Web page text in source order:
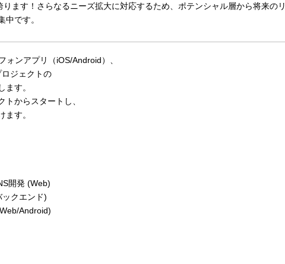
ます！さらなるニーズ拡大に対応するため、ポテンシャル層から将来のリ
中です。
ンアプリ（iOS/Android）、
ジェクトの
す。
からスタートし、
ます。
開発 (Web)
クエンド)
Android)